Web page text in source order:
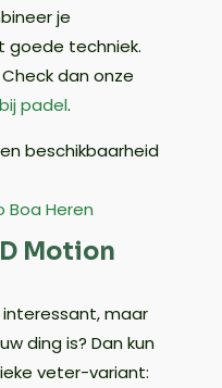
je
goede techniek.
dan onze
padel.
beschikbaarheid
Boa Heren
Motion
maar
ding is? Dan kun
veter-variant: